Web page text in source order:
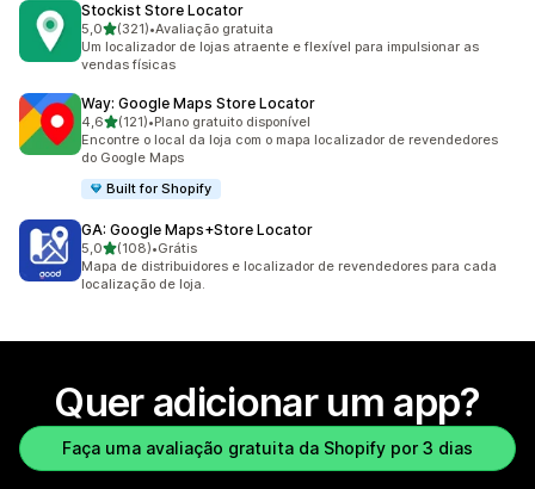
Stockist Store Locator
5,0de 5 estrelas
(321)
321 avaliações ao todo
•Avaliação gratuita
Um localizador de lojas atraente e flexível para impulsionar as
vendas físicas
Way: Google Maps Store Locator
4,6de 5 estrelas
(121)
121 avaliações ao todo
•Plano gratuito disponível
Encontre o local da loja com o mapa localizador de revendedores
do Google Maps
Built for Shopify
GA: Google Maps+Store Locator
5,0de 5 estrelas
(108)
108 avaliações ao todo
•Grátis
Mapa de distribuidores e localizador de revendedores para cada
localização de loja.
Quer adicionar um app?
Faça uma avaliação gratuita da Shopify por 3 dias